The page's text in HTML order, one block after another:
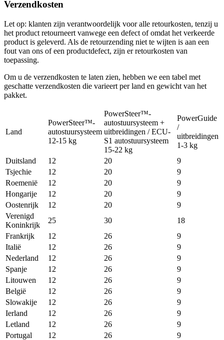
Verzendkosten
Let op: klanten zijn verantwoordelijk voor alle retourkosten, tenzij u
het product retourneert vanwege een defect of omdat het verkeerde
product is geleverd. Als de retourzending niet te wijten is aan een
fout van ons of een productdefect, zijn er retourkosten van
toepassing.
Om u de verzendkosten te laten zien, hebben we een tabel met
geschatte verzendkosten die varieert per land en gewicht van het
pakket.
Land
PowerSteer™-
autostuursysteem
12-15 kg
PowerSteer™-
autostuursysteem +
uitbreidingen / ECU-
S1 autostuursysteem
15-22 kg
PowerGuide
/
uitbreidingen
1-3 kg
Duitsland
12 20
9
Tsjechie
12 20
9
Roemenië
12 20
9
Hongarije
12 20
9
Oostenrijk
12 20
9
Verenigd
Koninkrijk
25 30
18
Frankrijk
12 26
9
Italië
12 26
9
Nederland
12 26
9
Spanje
12 26
9
Litouwen
12 26
9
België
12 26
9
Slowakije
12 26
9
Ierland
12 26
9
Letland
12 26
9
Portugal
12 26
9